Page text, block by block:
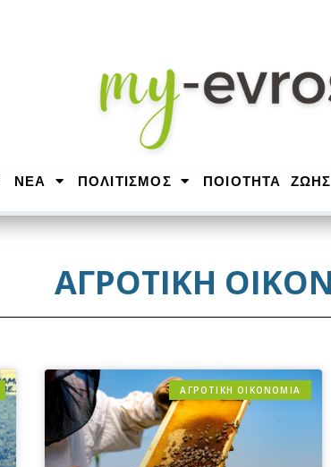
ΝΕΑ ΠΟΛΙΤΙΣΜΟΣ ΠΟΙΟΤΗΤΑ ΖΩΗΣ
ΑΓΡΟΤΙΚΗ
ΑΓΡΟΤΙΚΗ ΟΙΚΟΝΟΜΙΑ